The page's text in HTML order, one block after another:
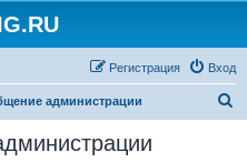
Вход
Регистрация
администрации